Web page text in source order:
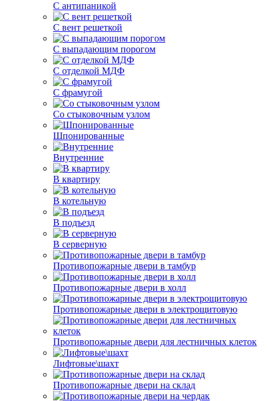
С антипаникой
С вент решеткой
С выпадающим порогом
С отделкой МДФ
С фрамугой
Со стыковочным узлом
Шпонированные
Внутренние
В квартиру
В котельную
В подъезд
В серверную
Противопожарные двери в тамбур
Противопожарные двери в холл
Противопожарные двери в электрощитовую
Противопожарные двери для лестничных клеток
Лифтовые\шахт
Противопожарные двери на склад